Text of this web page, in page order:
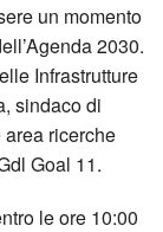
un momento
2030.
Infrastrutture
sindaco di
ricerche
Goal 11.
le ore 10:00